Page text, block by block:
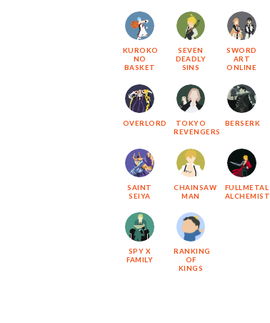
KUROKO
NO
BASKET
SEVEN
DEADLY
SINS
SWORD
ART
ONLINE
OVERLORD
TOKYO
REVENGERS
BERSERK
SAINT
SEIYA
CHAINSAW
MAN
FULLMETAL
ALCHEMIST
SPY X
FAMILY
RANKING
OF
KINGS